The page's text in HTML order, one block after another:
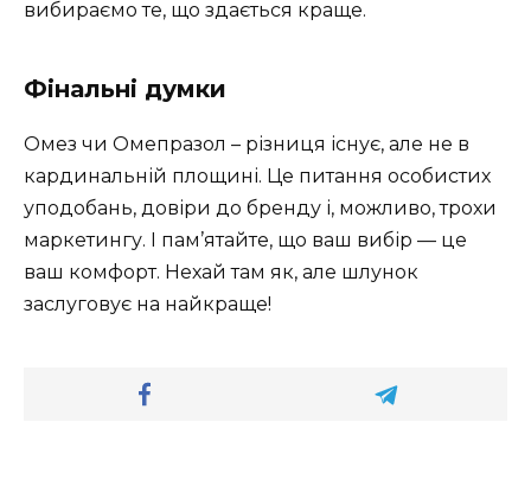
вибираємо те, що здається краще.
Фінальні думки
Омез чи Омепразол – різниця існує, але не в
кардинальній площині. Це питання особистих
уподобань, довіри до бренду і, можливо, трохи
маркетингу. І пам’ятайте, що ваш вибір — це
ваш комфорт. Нехай там як, але шлунок
заслуговує на найкраще!